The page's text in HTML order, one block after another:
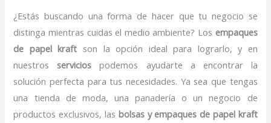
¿Estás buscando una forma de hacer que tu negocio se
distinga mientras cuidas el medio ambiente? Los empaques
de papel kraft son la opción ideal para lograrlo, y en
nuestrosservicios podemos ayudarte a encontrar la
solución perfecta para tus necesidades. Ya sea que tengas
una tienda de moda, una panadería o un negocio de
productos exclusivos, las bolsas y empaques de papel kraft